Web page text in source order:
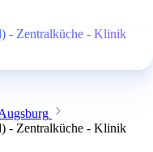
- Zentralküche - Klinik
- Zentralküche - Klinik